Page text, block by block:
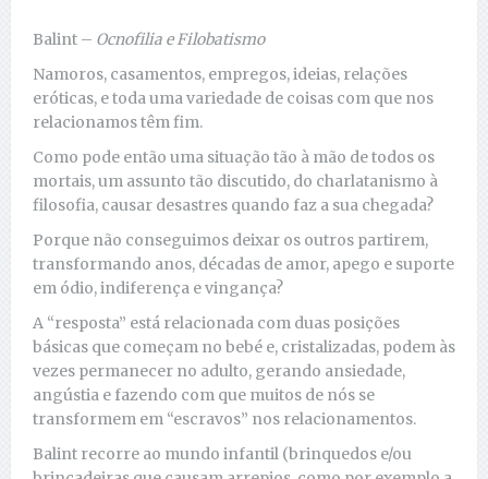
Balint – Ocnofilia e Filobatismo
Namoros, casamentos, empregos, ideias, relações
eróticas, e toda uma variedade de coisas com que nos
relacionamos têm fim.
Como pode então uma situação tão à mão de todos os
mortais, um assunto tão discutido, do charlatanismo à
filosofia, causar desastres quando faz a sua chegada?
Porque não conseguimos deixar os outros partirem,
transformando anos, décadas de amor, apego e suporte
em ódio, indiferença e vingança?
A “resposta” está relacionada com duas posições
básicas que começam no bebé e, cristalizadas, podem às
vezes permanecer no adulto, gerando ansiedade,
angústia e fazendo com que muitos de nós se
transformem em “escravos” nos relacionamentos.
Balint recorre ao mundo infantil (brinquedos e/ou